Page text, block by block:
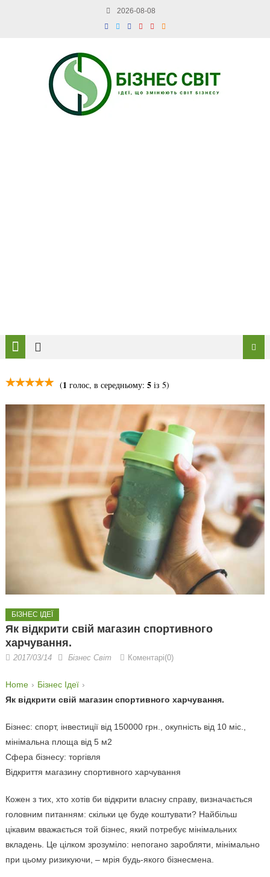
2026-08-08
(1 голос, в середньому: 5із 5)
БІЗНЕС ІДЕЇ
Як відкрити свій магазин спортивного
харчування.
2017/03/14 Бізнес Світ Коментарі(0)
Home
Бізнес Ідеї
Як відкрити свій магазин спортивного харчування.
Бізнес: спорт, інвестиції від 150000 грн., окупність від 10 міс.,
мінімальна площа від 5 м2
Сфера бізнесу: торгівля
Відкриття магазину спортивного харчування
Кожен з тих, хто хотів би відкрити власну справу, визначається
головним питанням: скільки це буде коштувати? Найбільш
цікавим вважається той бізнес, який потребує мінімальних
вкладень. Це цілком зрозуміло: непогано заробляти, мінімально
при цьому ризикуючи, – мрія будь-якого бізнесмена.